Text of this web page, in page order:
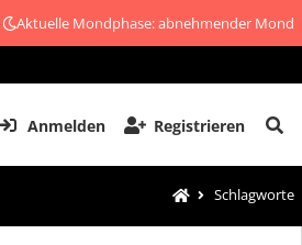
Aktuelle Mondphase: abnehmender Mond
Anmelden Registrieren
Schlagworte